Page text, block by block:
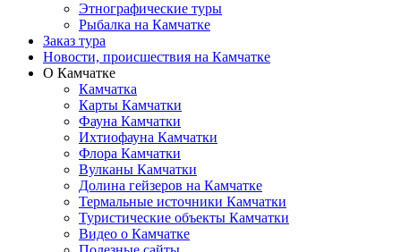
Этнографические туры
Рыбалка на Камчатке
Заказ тура
Новости, происшествия на Камчатке
О Камчатке
Камчатка
Карты Камчатки
Фауна Камчатки
Ихтиофауна Камчатки
Флора Камчатки
Вулканы Камчатки
Долина гейзеров на Камчатке
Термальные источники Камчатки
Туристические объекты Камчатки
Видео о Камчатке